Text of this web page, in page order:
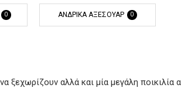
0 ΑΝΔΡΙΚΑ ΑΞΕΣΟΥΑΡ 0
ξεχωρίζουν αλλά και μία μεγάλη